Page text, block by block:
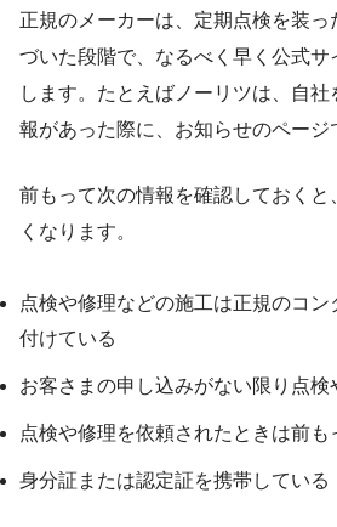
正規のメーカーは、定期点検を装
づいた段階で、なるべく早く公式
します。たとえばノーリツは、自
報があった際に、お知らせのページ
前もって次の情報を確認しておくと
くなります。
点検や修理などの施工は正規のコ
付けている
お客さまの申し込みがない限り点検
点検や修理を依頼されたときは前も
身分証または認定証を携帯している